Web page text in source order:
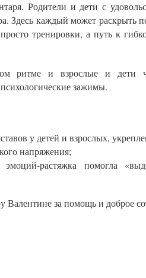
Родители и дети с
Здесь каждый может раскрыть
тренировки, а путь к
ритме и взрослые и дети
зажимы.
у детей и взрослых,
напряжения;
растяжка помогла
Валентине за помощь и доброе